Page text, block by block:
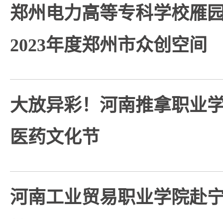
郑州电力高等专科学校雁
2023年度郑州市众创空间
大放异彩！河南推拿职业
医药文化节
河南工业贸易职业学院赴